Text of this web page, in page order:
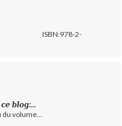
ISBN:978-2-
blog:...
du volume...